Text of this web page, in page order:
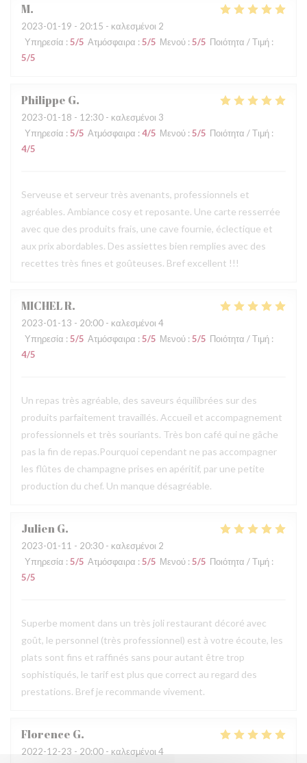
M
2023-01-19 - 20:15 - καλεσμένοι 2
Υπηρεσία : 5/5 Ατμόσφαιρα : 5/5 Μενού : 5/5 Ποιότητα / Τιμή :
5/5
Philippe G
2023-01-18 - 12:30 - καλεσμένοι 3
Υπηρεσία : 5/5 Ατμόσφαιρα : 4/5 Μενού : 5/5 Ποιότητα / Τιμή :
4/5
Serveuse et serveur très avenants, professionnels et
agréables. Ambiance cosy et reposante. Une carte resserrée
avec que des produits frais, une cave fournie, éclectique et
aux prix abordables. Des assiettes bien remplies avec des
recettes très fines et goûteuses. Bref excellent !!!
MICHELR
2023-01-13 - 20:00 - καλεσμένοι 4
Υπηρεσία : 5/5 Ατμόσφαιρα : 5/5 Μενού : 5/5 Ποιότητα / Τιμή :
4/5
Un repas très agréable, des saveurs équilibrées sur des
produits parfaitement travaillés. Accueil et accompagnement
professionnels et très souriants. Très bon café qui ne gâche
pas la fin de repas.Pourquoi cependant ne pas accompagner
les flûtes de champagne prises en apéritif, par une petite
production du chef. Un manque désagréable.
JulienG
2023-01-11 - 20:30 - καλεσμένοι 2
Υπηρεσία : 5/5 Ατμόσφαιρα : 5/5 Μενού : 5/5 Ποιότητα / Τιμή :
5/5
Superbe moment dans un très joli restaurant décoré avec
goût, le personnel (très professionnel) est à votre écoute, les
plats sont fins et raffinés sans pour autant être trop
sophistiqués, le tarif est plus que correct au regard des
prestations. Bref je recommande vivement.
Florence G
2022-12-23 - 20:00 - καλεσμένοι 4